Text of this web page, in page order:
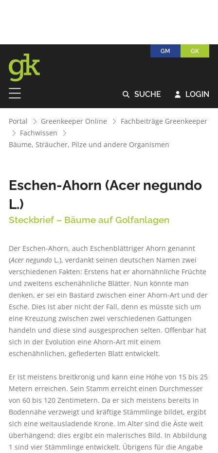
GM GK
 SUCHE  LOGIN
Portal Greenkeeper Online
Fachbeiträge Greenkeeper
Fachwissen
Bäume, Sträucher, Pilze und andere Organismen
Eschen-Ahorn (Acer negundo
L.)
Steckbrief – Bäume auf Golfanlagen
Der Eschen-Ahorn, auch Eschenblättriger Ahorn genannt
(Acer negundoL.), verdankt seinen deutschen Namen zwei
verschiedenen Fakten: Erstens hat er ahornähnliche Früchte
und zweitens eschenähnliche Blätter. Nun könnte man
denken, er sei ein Bastard zwischen einer Ahorn-Art und der
Esche. Dies ist aber nicht der Fall, denn es müsste sich um
eine Kreuzung zwischen zwei verschiedenen Gattungen
handeln und diese sind ausgesprochen selten. Offenbar hat
sich in der Evolution eine Ahorn-Art mit einem
eschenähnlichen, gefiederten Blatt entwickelt.
Er ist meistens breitkronig und kann eine Höhe von 15 bis 25
Metern erreichen. Sein Stamm erreicht einen Durchmesser
von 60 bis 120 Zentimetern. Da er sich meistens bereits in
Bodennähe verzweigt und kräftige Stämmlinge bildet, ergibt
sich eine weitausladende Krone. Im Alter sind die Äste weit
überhängend; dies ergibt ein malerisches Bild. In Abbildung
1 sind vier Stämmlinge entwickelt. Übrigens für die Angabe